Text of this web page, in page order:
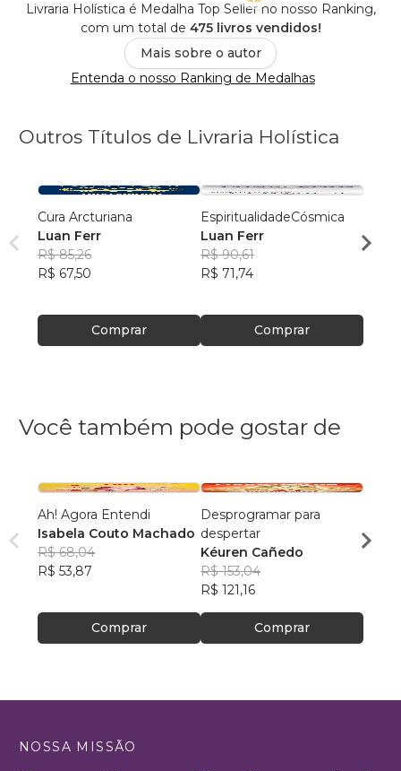
Livraria Holística é Medalha Top Seller no nosso Ranking,
com um total de 475 livros vendidos!
Mais sobre o autor
Entenda o nosso Ranking de Medalhas
Outros Títulos de Livraria Holística
Cura Arcturiana
Luan Ferr
R$ 85,26
R$ 67,50
Comprar
EspiritualidadeCósmica
Luan Ferr
R$ 90,61
R$ 71,74
Comprar
Luan
R$
Você também pode gostar de
Ah! Agora Entendi
Isabela Couto Machado
R$ 68,04
R$ 53,87
Comprar
Desprogramar para
despertar
Kéuren Cañedo
R$ 153,04
R$ 121,16
Comprar
Si.
Vol.01
NOSSA MISSÃO